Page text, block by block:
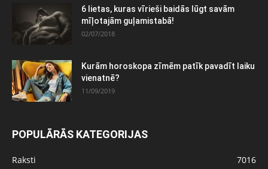
6 lietas, kuras vīrieši baidās lūgt savām
mīļotajām guļamistabā!
02/07/2018
Kurām horoskopa zīmēm patīk pavadīt laiku
vienatnē?
11/09/2019
POPULĀRĀS KATEGORIJAS
Raksti
7016